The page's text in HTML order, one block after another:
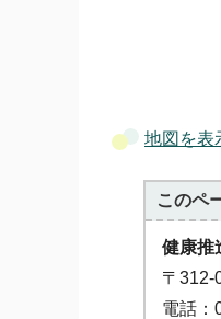
地図を表
このペ
健康推
〒312-
電話：